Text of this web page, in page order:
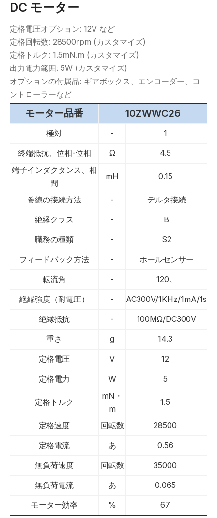
DC モーター
定格電圧オプション: 12V など
定格回転数: 28500rpm (カスタマイズ)
定格トルク: 1.5mN.m (カスタマイズ)
出力電力範囲: 5W (カスタマイズ)
オプションの付属品: ギアボックス、エンコーダー、コ
ントローラーなど
モーター品番 10ZWWC26
極対 - 1
終端抵抗、位相-位相 Ω
4.5
端子インダクタンス、相
間
mH 0.15
巻線の接続方法 - デルタ接続
絶縁クラス - B
職務の種類 - S2
フィードバック方法 - ホールセンサー
転流角 - 120。
絶縁強度（耐電圧） - AC300V/1KHz/1mA/1s
絶縁抵抗 - 100MΩ/DC300V
重さ g 14.3
定格電圧 V 12
定格電力 W 5
定格トルク
mN・
m
1.5
定格速度 回転数 28500
定格電流 あ 0.56
無負荷速度 回転数 35000
無負荷電流 あ 0.065
モーター効率 % 67